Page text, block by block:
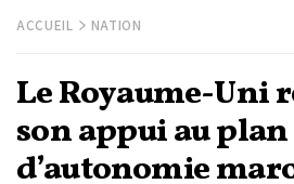
ACCUEIL NATION
Le Royaume-Uni
son appui au plan
d’autonomie